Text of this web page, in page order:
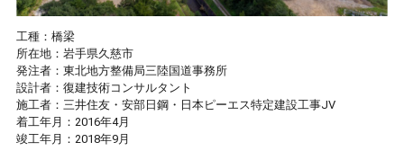
工種：橋梁
所在地：岩手県久慈市
発注者：東北地方整備局三陸国道事務所
設計者：復建技術コンサルタント
施工者：三井住友・安部日鋼・日本ピーエス特定建設工事JV
着工年月：2016年4月
竣工年月：2018年9月